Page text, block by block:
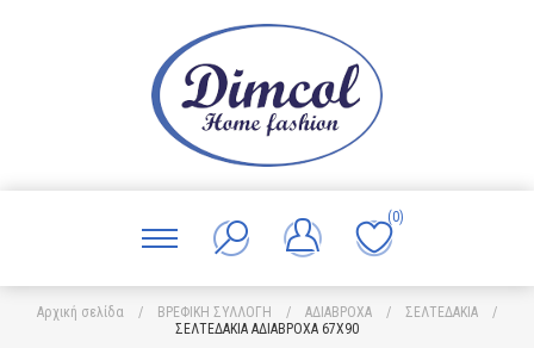
(0)
Αρχική σελίδα / ΒΡΕΦΙΚΗ ΣΥΛΛΟΓΗ / ΑΔΙΑΒΡΟΧΑ / ΣΕΛΤΕΔΑΚΙΑ
/
ΣΕΛΤΕΔΑΚΙΑ ΑΔΙΑΒΡΟΧΑ 67X90